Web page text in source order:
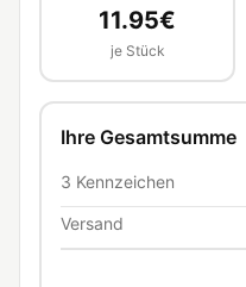
11.95€
je Stück
Ihre Gesamtsumme
3 Kennzeichen
Versand